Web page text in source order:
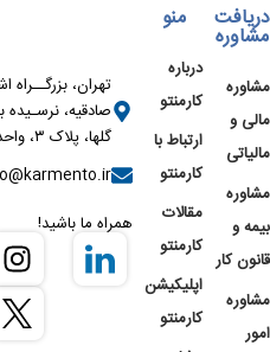
دریافت
مشاوره
مشاوره
مالی و
مالیاتی
مشاوره
بیمه و
قانون کار
مشاوره
امور
منو
درباره
کارمنتو
ارتباط با
کارمنتو
مقالات
کارمنتو
اپلیکیشن
کارمنتو
تهران، بزرگــراه
صادقیه، نرسـیده
گلها، پلاک ۳، واحد ۱۸ ۴۹۲۰۲۰۰۰-۰۲۱
همراه ما باشید!